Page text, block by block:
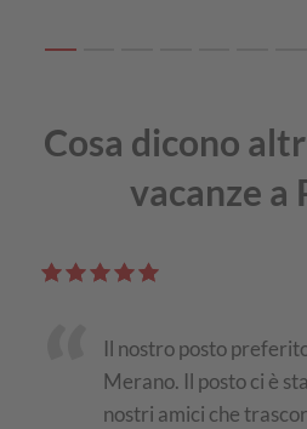
Cosa dicono
vacanze a
Il nostro posto
Merano. Il posto ci è
nostri amici che